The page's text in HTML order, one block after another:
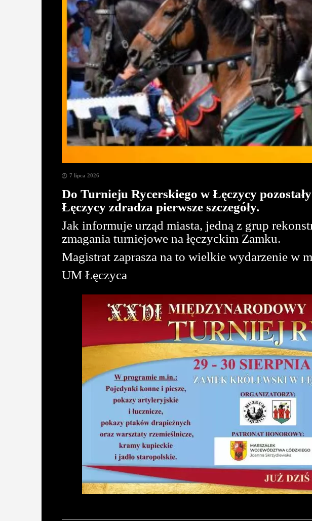
7 lipca 2026
Do Turnieju Rycerskiego w Łęczycy
Łęczycy zdradza pierwsze szczegóły.
Jak informuje urząd miasta, jedną z grup
zmagania turniejowe na łęczyckim Zamku.
Magistrat zaprasza na to wielkie wydarzenie w
UM Łęczyca